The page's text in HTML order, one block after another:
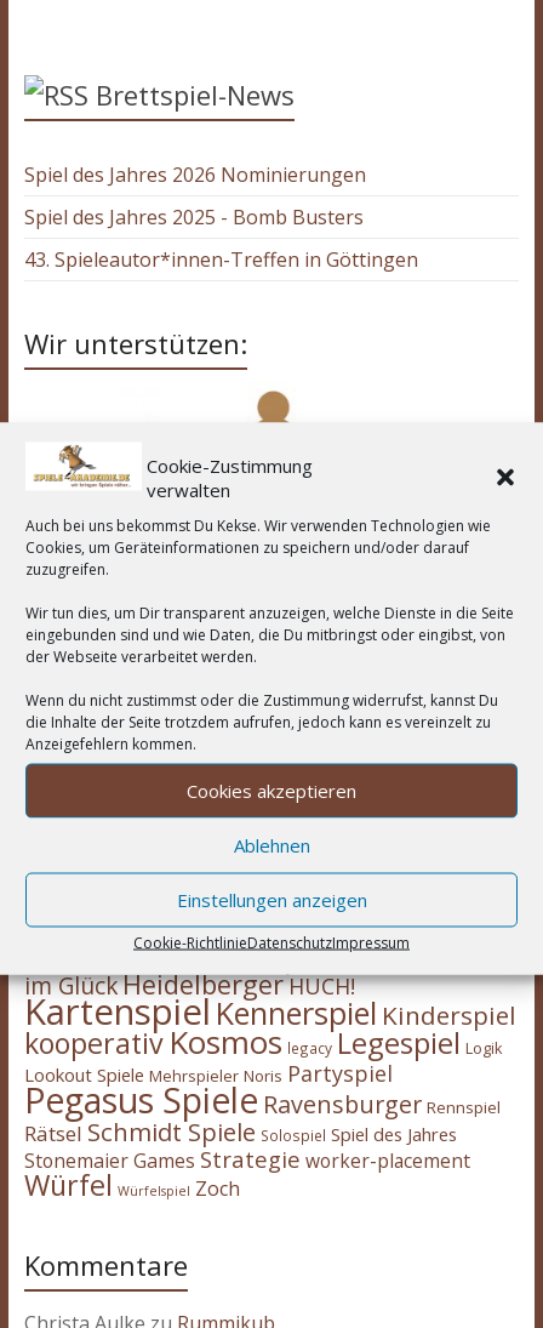
Cookie-Zustimmung
verwalten
Auch bei uns bekommst Du Kekse. Wir verwenden Technologien wie
Cookies, um Geräteinformationen zu speichern und/oder darauf
zuzugreifen.
Wir tun dies, um Dir transparent anzuzeigen, welche Dienste in die Seite
eingebunden sind und wie Daten, die Du mitbringst oder eingibst, von
der Webseite verarbeitet werden.
Wenn du nicht zustimmst oder die Zustimmung widerrufst, kannst Du
die Inhalte der Seite trotzdem aufrufen, jedoch kann es vereinzelt zu
Anzeigefehlern kommen.
Cookies akzeptieren
Ablehnen
Einstellungen anzeigen
Cookie-RichtlinieDatenschutzImpressum
Brettspiel-News
Spiel des Jahres 2026 Nominierungen
Spiel des Jahres 2025 - Bomb Busters
43. Spieleautor*innen-Treffen in Göttingen
Wir unterstützen:
Wortwolke
2-Spieler Abacusspiele Amigo SpieleAsmodee
Days of Wonder Deckbau
eggertspiele Eisenbahn Engine Erweiterung Escape Room
FamilienspielFeuerland
im GlückHeidelbergerHUCH!
Kartenspiel Kennerspiel Kinderspiel
kooperativ Kosmos legacy Legespiel Logik
Lookout Spiele Mehrspieler Noris Partyspiel
Pegasus Spiele Ravensburger Rennspiel
Rätsel Schmidt Spiele Solospiel Spiel des Jahres
Stonemaier Games Strategie worker-placement
Würfel Würfelspiel Zoch
Kommentare